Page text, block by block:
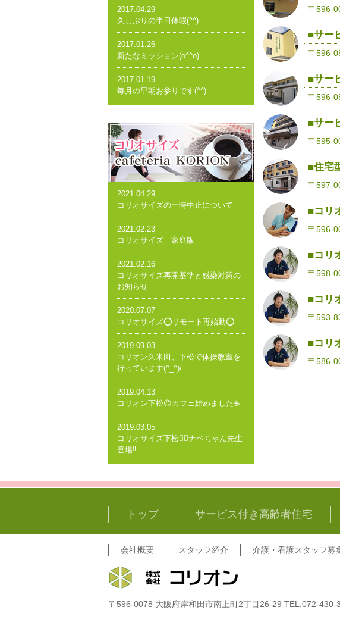
〒596-
■サー
〒596-
■サー
〒596-
■サー
〒595-
■住宅
〒597-
■コリ
〒596-
■コリ
〒598-
■コリ
〒593-
■コリ
〒586-
2017.04.29
久しぶりの半日休暇(^^)
2017.01.26
新たなミッション(o^^o)
2017.01.19
毎月の早朝お参りです(^^)
2021.04.29
コリオサイズの一時中止について
2021.02.23
コリオサイズ 家庭版
2021.02.16
コリオサイズ再開基準と感染対策の
お知らせ
2020.07.07
コリオサイズ⭕️リモート再始動⭕️
2019.09.03
コリオン久米田、下松で体操教室を
行っています(^_^)/
2019.04.13
コリオン下松😊カフェ始めました☕️
2019.03.05
コリオサイズ下松🤸‍♂️ナベちゃん先生
登場‼️
トップ サービス付き高齢者住宅
会社概要 スタッフ紹介 介護・看護スタッフ募
〒596-0078 大阪府岸和田市南上町2丁目26-29 TEL.072-